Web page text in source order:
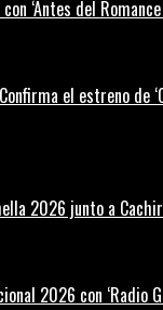
‘Antes del
el estreno de
2026 junto a
2026 con ‘Radio